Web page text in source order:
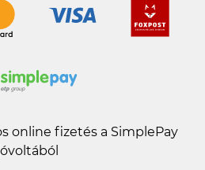
online fizetés a SimplePay